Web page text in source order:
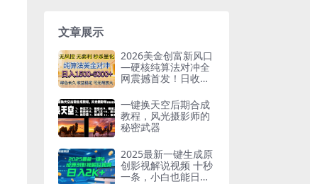
文章展示
2026美金创富新风口
—硬核纯算法对冲全
网震撼首发！日收益
色长久
一键换天空后期合成
教程，风光摄影师的
秘密武器
2025最新一键生成原
创影视解说视频 十秒
一条，小白也能日入